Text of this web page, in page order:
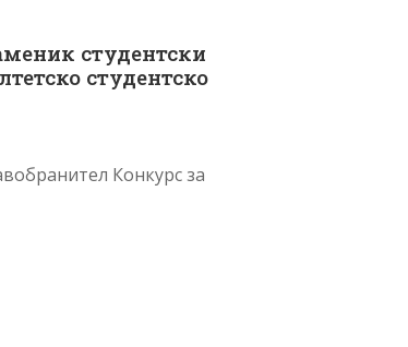
студентски
студентско
Конкурс за